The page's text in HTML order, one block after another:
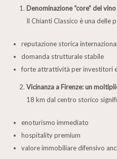
Denominazione “core” del
Il Chianti Classico è una delle
reputazione storica
domanda strutturale stabile
forte attrattività per investitori
Vicinanza a Firenze: un
18 km dal centro storico
enoturismo immediato
hospitality premium
valore immobiliare difensivo